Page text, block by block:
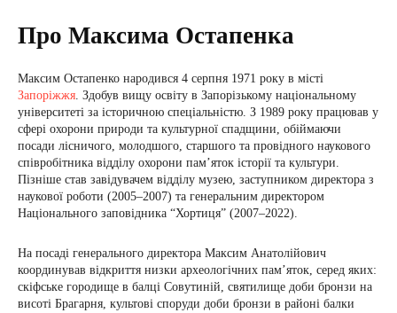
Про Максима Остапенка
Максим Остапенко народився 4 серпня 1971 року в місті
Запоріжжя. Здобув вищу освіту в Запорізькому національному
університеті за історичною спеціальністю. З 1989 року працював у
сфері охорони природи та культурної спадщини, обіймаючи
посади лісничого, молодшого, старшого та провідного наукового
співробітника відділу охорони пам’яток історії та культури.
Пізніше став завідувачем відділу музею, заступником директора з
наукової роботи (2005–2007) та генеральним директором
Національного заповідника “Хортиця” (2007–2022).
На посаді генерального директора Максим Анатолійович
координував відкриття низки археологічних пам’яток, серед яких:
скіфське городище в балці Совутиній, святилище доби бронзи на
висоті Брагарня, культові споруди доби бронзи в районі балки